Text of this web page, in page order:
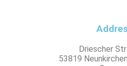
Driescher
53819